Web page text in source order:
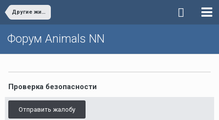
Другие животные
Форум Animals NN
Проверка безопасности
Отправить жалобу